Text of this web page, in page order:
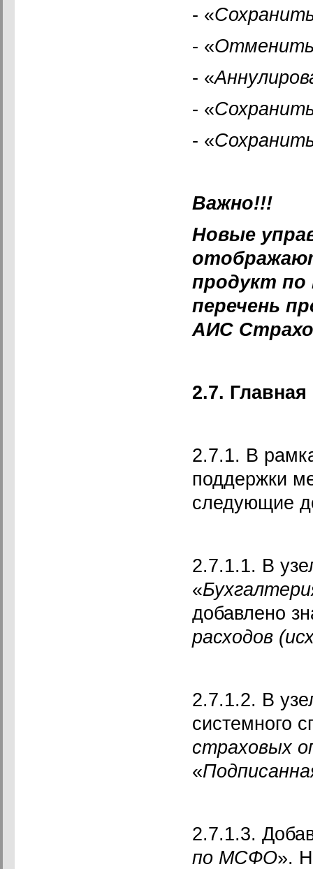
- «
- «
- «
- «
- «
Важно!!!
Новые
продукт по
перечень
АИС
2.7. Главная
2.7.1. В
поддержки
следующие
2.7.1.1. В
«
добавлено
расходов
2.7.1.2. В
системного
страховых
«
2.7.1.3.
по МСФО».